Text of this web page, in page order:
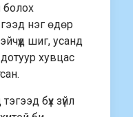
болох
нэг өдөр
шиг, усанд
хувцас
бүх зүйл